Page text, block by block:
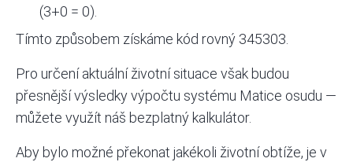
(3+0 = 0).
Tímto způsobem získáme kód rovný 345303.
Pro určení aktuální životní situace však budou
přesnější výsledky výpočtu systému Matice osudu —
můžete využít náš bezplatný kalkulátor.
Aby bylo možné překonat jakékoli životní obtíže, je v